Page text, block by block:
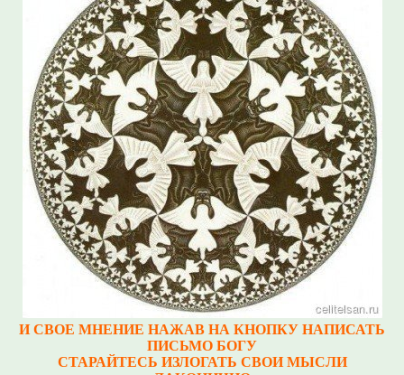
И СВОЕ МНЕНИЕ НАЖАВ НА КНОПКУ НАПИСАТЬ
ПИСЬМО БОГУ
СТАРАЙТЕСЬ ИЗЛОГАТЬ СВОИ МЫСЛИ